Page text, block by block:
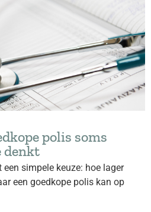
polis soms
denkt
simpele keuze: hoe lager
een goedkope polis kan op